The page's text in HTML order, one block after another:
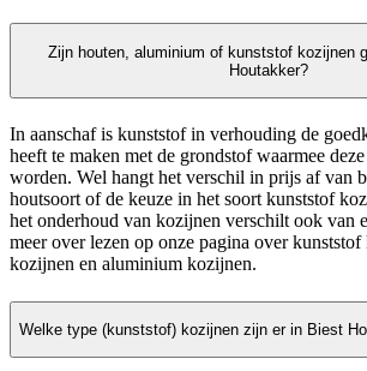
Zijn houten, aluminium of kunststof kozijnen
Houtakker?
In aanschaf is kunststof in verhouding de
heeft te maken met de grondstof waarmee
worden. Wel hangt het verschil in prijs af van
houtsoort of de keuze in het soort kunststof
het onderhoud van kozijnen verschilt ook van
meer over lezen op onze pagina over
kozijnen en aluminium kozijnen.
Welke type (kunststof) kozijnen zijn er in Biest